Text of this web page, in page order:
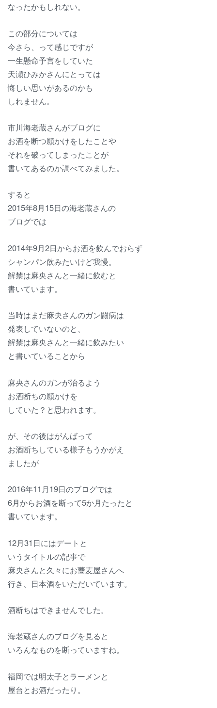
なったかもしれない。
この部分については
今さら、って感じですが
一生懸命予言をしていた
天瀬ひみかさんにとっては
悔しい思いがあるのかも
しれません。
市川海老蔵さんがブログに
お酒を断つ願かけをしたことや
それを破ってしまったことが
書いてあるのか調べてみました。
すると
2015年8月15日の海老蔵さんの
ブログでは
2014年9月2日からお酒を飲んでおらず
シャンパン飲みたいけど我慢。
解禁は麻央さんと一緒に飲むと
書いています。
当時はまだ麻央さんのガン闘病は
発表していないのと、
解禁は麻央さんと一緒に飲みたい
と書いていることから
麻央さんのガンが治るよう
お酒断ちの願かけを
していた？と思われます。
が、その後はがんばって
お酒断ちしている様子もうかがえ
ましたが
2016年11月19日のブログでは
6月からお酒を断って5か月たったと
書いています。
12月31日にはデートと
いうタイトルの記事で
麻央さんと久々にお蕎麦屋さんへ
行き、日本酒をいただいています。
酒断ちはできませんでした。
海老蔵さんのブログを見ると
いろんなものを断っていますね。
福岡では明太子とラーメンと
屋台とお酒だったり。